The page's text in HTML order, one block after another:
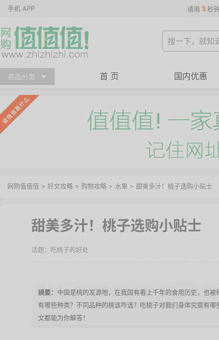
手机 APP 请用 3 秒
商品分类 首 页 国内优惠
网购值值值 > 好文攻略 > 购物攻略 > 水果 > 甜美多汁！桃子选购小贴士
甜美多汁！桃子选购小贴士
吃桃子的好处
中国是桃的发源地，在我国有着上千年的食用历史，也
有哪些种类？不同品种的桃该咋选？吃桃子对我们身体究竟有
文都能为你解答！